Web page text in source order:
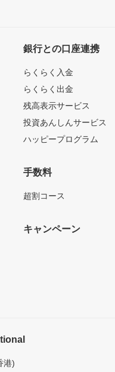
銀行との口座連携
らくらく入金
らくらく出金
残高表示サービス
投資あんしんサービス
ハッピープログラム
手数料
超割コース
キャンペーン
港)